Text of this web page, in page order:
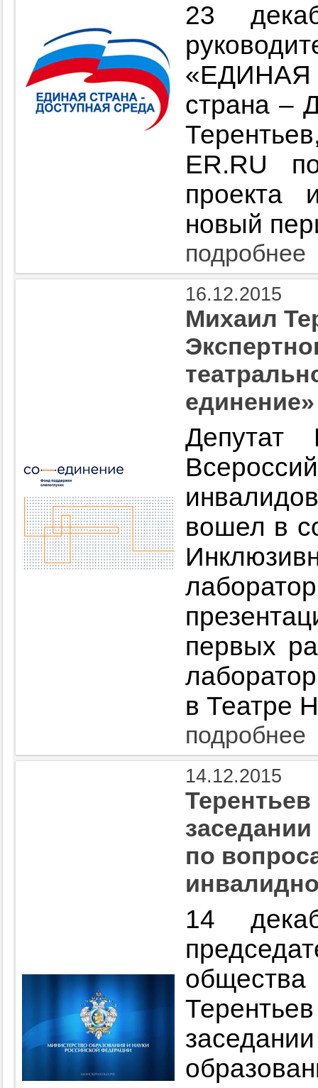
23
страна –
ER.RU
проекта
новый
подробнее
16.12.2015
Михаил
единение»
Депутат
вошел в
первых
в Театре
подробнее
14.12.2015
по
14